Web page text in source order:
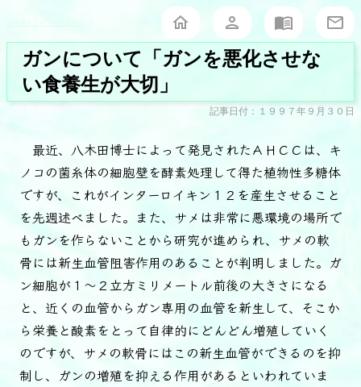
ガンについて「ガンを悪化させな
い食養生が大切」
記事日付：１９９７年９月３０日
最近、八木田博士によって発見されたＡＨＣＣは、キ
ノコの菌糸体の細胞壁を酵素処理して得た植物性多糖体
ですが、これがインターロイキン１２を産生させること
を先週述べました。また、サメは非常に悪環境の場所で
もガンを作らないことから研究が進められ、サメの軟
骨には新生血管阻害作用のあることが判明しました。ガ
ン細胞が１～２立方ミリメートル前後の大きさになる
と、近くの血管からガン専用の血管を新生して、そこか
ら栄養と酸素をとって自律的にどんどん増殖していく
のですが、サメの軟骨にはこの新生血管ができるのを抑
制し、ガンの増殖を抑える作用があるといわれていま